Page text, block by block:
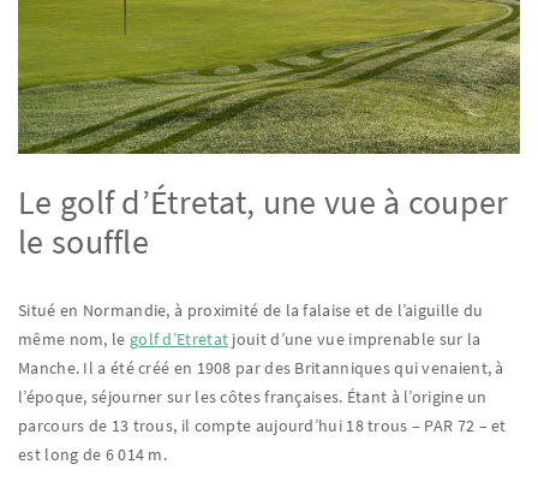
Le golf d’Étretat, une vue à couper
le souffle
Situé en Normandie, à proximité de la falaise et de l’aiguille du
même nom, le golf d’Etretat jouit d’une vue imprenable sur la
Manche. Il a été créé en 1908 par des Britanniques qui venaient, à
l’époque, séjourner sur les côtes françaises. Étant à l’origine un
parcours de 13 trous, il compte aujourd’hui 18 trous – PAR 72 – et
est long de 6 014 m.